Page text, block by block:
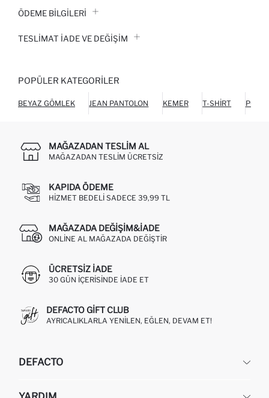
ÖDEME BİLGİLERİ
TESLIMAT İADE VE DEĞIŞIM
POPÜLER KATEGORILER
BEYAZ GÖMLEK JEAN PANTOLON KEMER T-SHIRT POLO
MAĞAZADAN TESLIM AL
MAĞAZADAN TESLIM ÜCRETSIZ
KAPIDA ÖDEME
HIZMET BEDELI SADECE 39,99 TL
MAĞAZADA DEĞIŞIM&İADE
ONLINE AL MAĞAZADA DEĞIŞTIR
ÜCRETSIZ IADE
30 GÜN IÇERISINDE IADE ET
DEFACTO GIFT CLUB
AYRICALIKLARLA YENILEN, EĞLEN, DEVAM ET!
DEFACTO